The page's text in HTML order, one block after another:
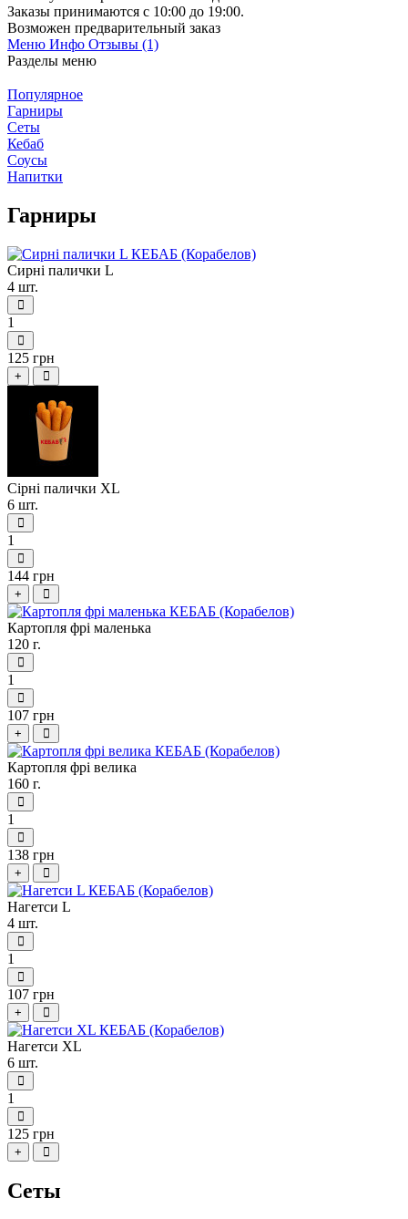
Заказы принимаются c 10:00 до 19:00.
Возможен предварительный заказ
Меню Инфо Отзывы (1)
Разделы меню
Популярное
Гарниры
Сеты
Кебаб
Соусы
Напитки
Гарниры
Сирні палички L
4 шт.
1
125 грн
+
Сірні палички XL
6 шт.
1
144 грн
+
Картопля фрі маленька
120 г.
1
107 грн
+
Картопля фрі велика
160 г.
1
138 грн
+
Нагетси L
4 шт.
1
107 грн
+
Нагетси XL
6 шт.
1
125 грн
+
Сеты